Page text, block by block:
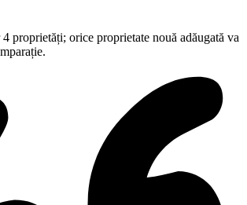
proprietăți; orice proprietate nouă adăugată va